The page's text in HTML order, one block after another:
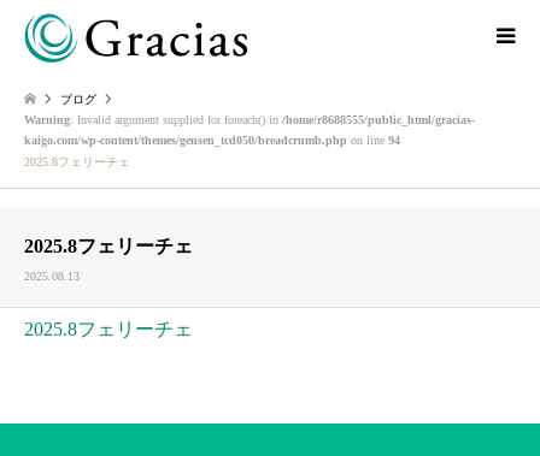
ブログ
Warning: Invalid argument supplied for foreach() in /home/r8688555/public_html/gracias-
kaigo.com/wp-content/themes/gensen_tcd050/breadcrumb.php on line 94
2025.8フェリーチェ
2025.8フェリーチェ
2025.08.13
2025.8フェリーチェ